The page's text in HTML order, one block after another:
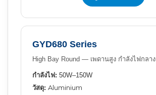
GYD680 Series
High Bay Round — เพดานสูง กำลังไฟกลาง
กำลังไฟ: 50W–150W
วัสดุ: Aluminium